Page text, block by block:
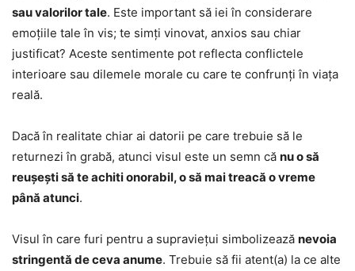
sau valorilor tale. Este important să iei în considerare
emoțiile tale în vis; te simți vinovat, anxios sau chiar
justificat? Aceste sentimente pot reflecta conflictele
interioare sau dilemele morale cu care te confrunți în viața
reală.
Dacă în realitate chiar ai datorii pe care trebuie să le
returnezi în grabă, atunci visul este un semn că nu o să
reușești să te achiti onorabil, o să mai treacă o vreme
până atunci.
Visul în care furi pentru a supraviețui simbolizează nevoia
stringentă de ceva anume. Trebuie să fii atent(a) la ce alte